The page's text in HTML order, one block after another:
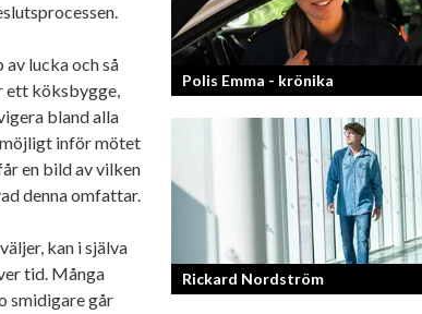
lucka och så
ett köksbygge,
bland alla
möjligt inför mötet
en bild av vilken
denna omfattar.
kan i själva
tid. Många
smidigare går
Polis Emma - krönika
Kan jag snälla få prata med dig igen,
så bra att prata med.
Rickard Nordström